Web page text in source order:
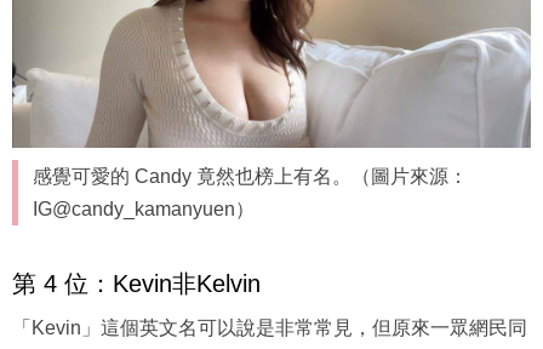
感覺可愛的 Candy 竟然也榜上有名。（圖片來源：
IG@candy_kamanyuen）
第 4 位：Kevin非Kelvin
「Kevin」這個英文名可以說是非常常見，但原來一眾網民同